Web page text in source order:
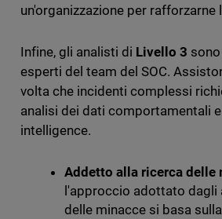
un'organizzazione per rafforzarne
Infine, gli analisti di Livello 3
esperti del team del SOC.
volta che incidenti complessi
analisi dei dati comportamentali
intelligence.
Addetto alla ricerca delle
l'approccio adottato
delle minacce si basa